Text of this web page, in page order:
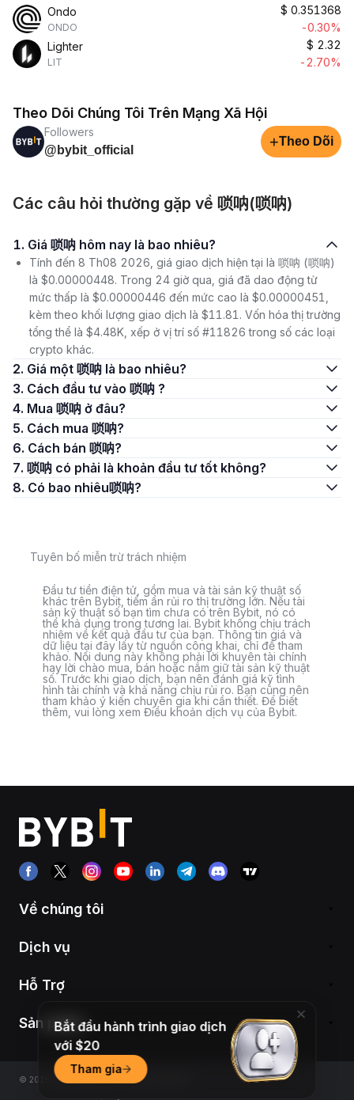
Ondo
ONDO
$ 0.351368
-0.30%
Lighter
LIT
$ 2.32
-2.70%
Theo Dõi Chúng Tôi Trên Mạng Xã Hội
Followers
@bybit_official
+Theo Dõi
Các câu hỏi thường gặp về 唢呐(唢呐)
1. Giá 唢呐 hôm nay là bao nhiêu?
Tính đến 8 Th08 2026, giá giao dịch hiện tại là 唢呐 (唢呐)
là $0.00000448. Trong 24 giờ qua, giá đã dao động từ
mức thấp là $0.00000446 đến mức cao là $0.00000451,
kèm theo khối lượng giao dịch là $11.81. Vốn hóa thị trường
tổng thể là $4.48K, xếp ở vị trí số #11826 trong số các loại
crypto khác.
2. Giá một 唢呐 là bao nhiêu?
3. Cách đầu tư vào 唢呐 ?
4. Mua 唢呐 ở đâu?
5. Cách mua 唢呐?
6. Cách bán 唢呐?
7. 唢呐 có phải là khoản đầu tư tốt không?
8. Có bao nhiêu唢呐?
Tuyên bố miễn trừ trách nhiệm
Đầu tư tiền điện tử, gồm mua và tài sản kỹ thuật số
khác trên Bybit, tiềm ẩn rủi ro thị trường lớn. Nếu tài
sản kỹ thuật số bạn tìm chưa có trên Bybit, nó có
thể khả dụng trong tương lai. Bybit không chịu trách
nhiệm về kết quả đầu tư của bạn. Thông tin giá và
dữ liệu tại đây lấy từ nguồn công khai, chỉ để tham
khảo. Nội dung này không phải lời khuyên tài chính
hay lời chào mua, bán hoặc nắm giữ tài sản kỹ thuật
số. Trước khi giao dịch, bạn nên đánh giá kỹ tình
hình tài chính và khả năng chịu rủi ro. Bạn cũng nên
tham khảo ý kiến chuyên gia khi cần thiết. Để biết
thêm, vui lòng xem Điều khoản dịch vụ của Bybit.
Về chúng tôi
Dịch vụ
Hỗ Trợ
Sản phẩm
© 2018-2026 Bybit.com. All rights reserved
Bắt đầu hành trình giao dịch
với $20
Tham gia